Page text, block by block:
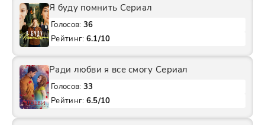
Я буду помнить Сериал
Голосов: 36
Рейтинг: 6.1/10
Ради любви я все смогу Сериал
Голосов: 33
Рейтинг: 6.5/10